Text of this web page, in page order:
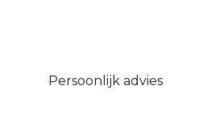
Persoonlijk advies